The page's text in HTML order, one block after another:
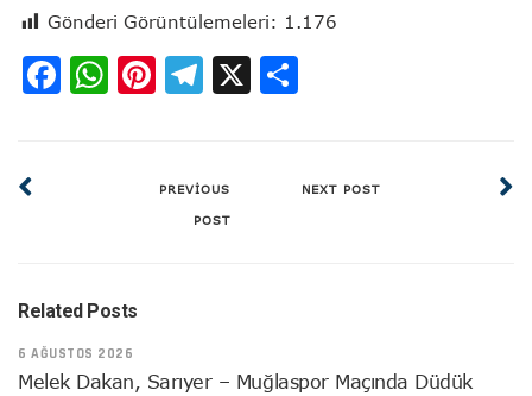
Gönderi Görüntülemeleri: 1.176
Facebook
WhatsApp
Pinterest
Telegram
X
PREVIOUS
POST
NEXT POST
Related Posts
6 AĞUSTOS 2026
Melek Dakan, Sarıyer – Muğlaspor Maçında Düdük